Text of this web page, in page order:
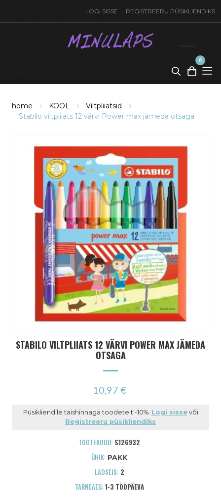
LOGI SISSE REGISTREERU PÜSIKLIENDIKS
0
toode(t)
home KOOL
Viltpliiatsid
Stabilo viltpliiats 12 värvi Power max jämeda otsaga
STABILO VILTPLIIATS 12 VÄRVI POWER MAX JÄMEDA
OTSAGA
10,97 €
Püsikliendile täishinnaga toodetelt -10%. Logi sissevõi
Registreeru püsikliendiks
TOOTEKOOD: S126932
ÜHIK: PAKK
LAOSEIS: 2
TARNEAEG: 1-3 TÖÖPÄEVA